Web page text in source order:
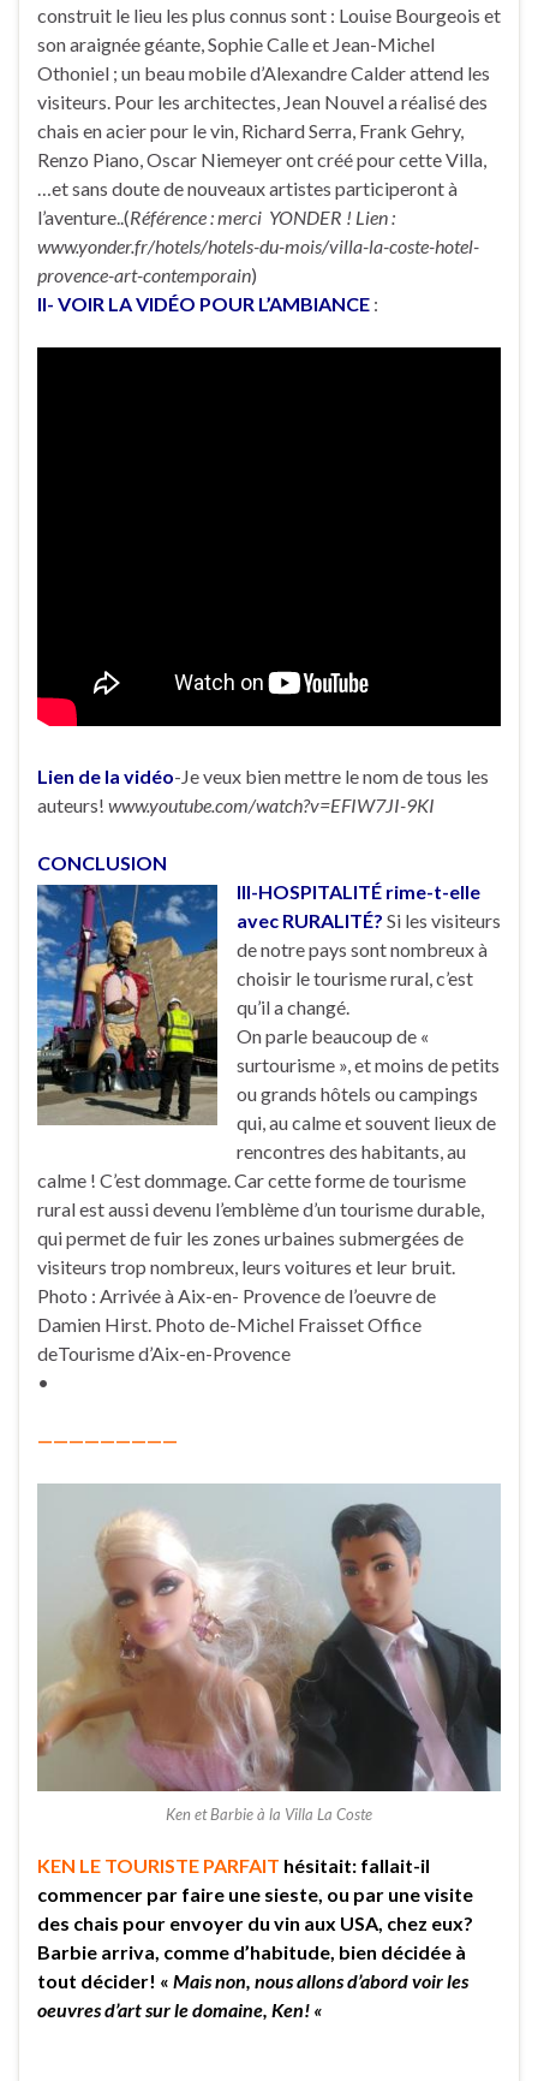
construit le lieu les plus connus sont : Louise Bourgeois et
son araignée géante, Sophie Calle et Jean-Michel
Othoniel ; un beau mobile d’Alexandre Calder attend les
visiteurs. Pour les architectes, Jean Nouvel a réalisé des
chais en acier pour le vin, Richard Serra, Frank Gehry,
Renzo Piano, Oscar Niemeyer ont créé pour cette Villa,
…et sans doute de nouveaux artistes participeront à
l’aventure..(Référence : merci YONDER ! Lien :
www.yonder.fr/hotels/hotels-du-mois/villa-la-coste-hotel-
provence-art-contemporain)
II- VOIR LA VIDÉO POUR L’AMBIANCE :
Lien de la vidéo-Je veux bien mettre le nom de tous les
auteurs! www.youtube.com/watch?v=EFIW7JI-9KI
CONCLUSION
III-HOSPITALITÉ rime-t-elle
avec RURALITÉ? Si les visiteurs
de notre pays sont nombreux à
choisir le tourisme rural, c’est
qu’il a changé.
On parle beaucoup de «
surtourisme », et moins de petits
ou grands hôtels ou campings
qui, au calme et souvent lieux de
rencontres des habitants, au
calme ! C’est dommage. Car cette forme de tourisme
rural est aussi devenu l’emblème d’un tourisme durable,
qui permet de fuir les zones urbaines submergées de
visiteurs trop nombreux, leurs voitures et leur bruit.
Photo : Arrivée à Aix-en- Provence de l’oeuvre de
Damien Hirst. Photo de-Michel Fraisset Office
deTourisme d’Aix-en-Provence
•
—————————
Ken et Barbie à la Villa La Coste
KEN LE TOURISTE PARFAIT hésitait: fallait-il
commencer par faire une sieste, ou par une visite
des chais pour envoyer du vin aux USA, chez eux?
Barbie arriva, comme d’habitude, bien décidée à
tout décider! « Mais non, nous allons d’abord voir les
oeuvres d’art sur le domaine, Ken! «